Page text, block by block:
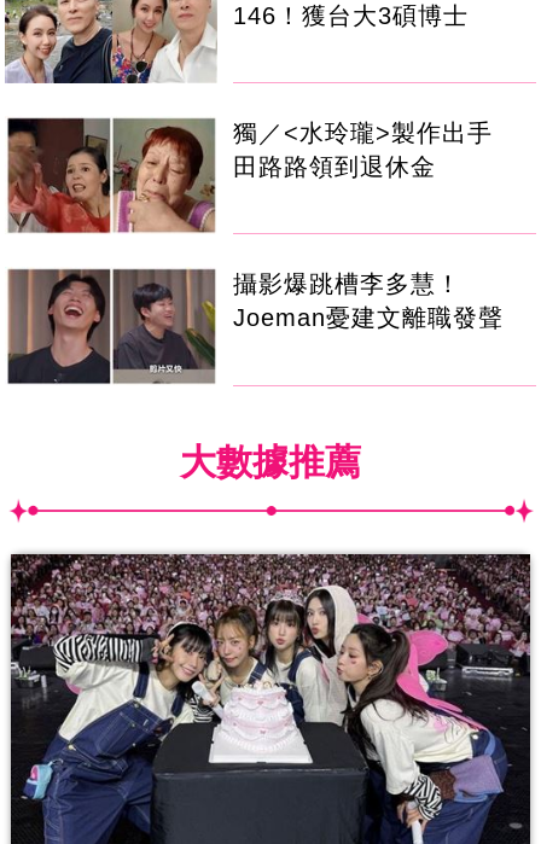
146！獲台大3碩博士
獨／<水玲瓏>製作出手
田路路領到退休金
攝影爆跳槽李多慧！
Joeman憂建文離職發聲
大數據推薦